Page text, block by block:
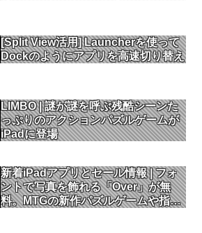
[Split View活用] Launcherを使って
Dockのようにアプリを高速切り替え
LIMBO | 謎が謎を呼ぶ残酷シーンた
っぷりのアクションパズルゲームが
iPadに登場
新着iPadアプリとセール情報 | フォ
ントで写真を飾れる「Over」が無
料。MTGの新作パズルゲームや指で